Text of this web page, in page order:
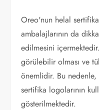
Oreo'nun helal
ambalajlarının da
edilmesini
görülebilir olması ve
önemlidir. Bu
sertifika logolarının
gösterilmektedir.